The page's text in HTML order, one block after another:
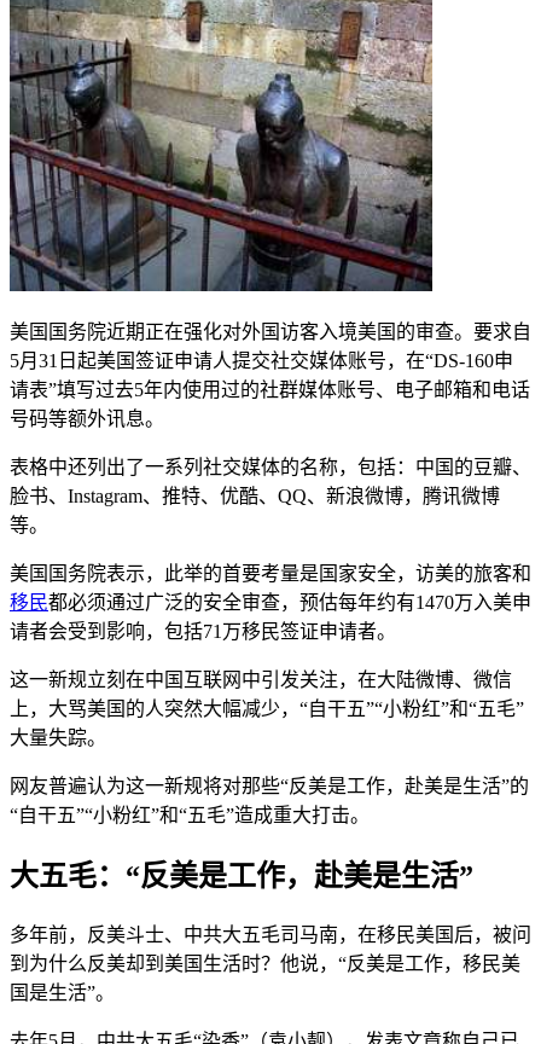
美国国务院近期正在强化对外国访客入境美国的审查。要求自
5月31日起美国签证申请人提交社交媒体账号，在“DS-160申
请表”填写过去5年内使用过的社群媒体账号、电子邮箱和电话
号码等额外讯息。
表格中还列出了一系列社交媒体的名称，包括：中国的豆瓣、
脸书、Instagram、推特、优酷、QQ、新浪微博，腾讯微博
等。
美国国务院表示，此举的首要考量是国家安全，访美的旅客和
移民都必须通过广泛的安全审查，预估每年约有1470万入美申
请者会受到影响，包括71万移民签证申请者。
这一新规立刻在中国互联网中引发关注，在大陆微博、微信
上，大骂美国的人突然大幅减少，“自干五”“小粉红”和“五毛”
大量失踪。
网友普遍认为这一新规将对那些“反美是工作，赴美是生活”的
“自干五”“小粉红”和“五毛”造成重大打击。
大五毛：“反美是工作，赴美是生活”
多年前，反美斗士、中共大五毛司马南，在移民美国后，被问
到为什么反美却到美国生活时？他说，“反美是工作，移民美
国是生活”。